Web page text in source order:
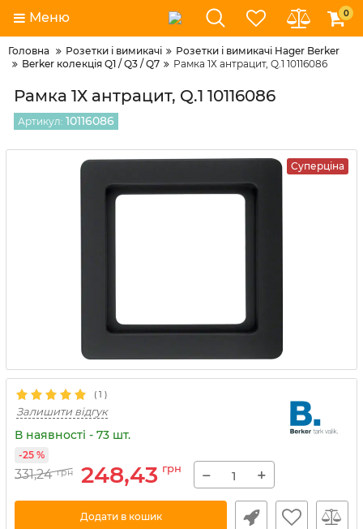
Меню 0
Головна Розетки і вимикачі
Розетки і вимикачі Hager Berker
Berker колекція Q1 / Q3 / Q7
Рамка 1Х антрацит, Q.1 10116086
Рамка 1Х антрацит, Q.1 10116086
Артикул: 10116086
Суперціна
( 1 )
Залишити відгук
В наявності - 73 шт.
331,24 грн 248,43 грн
-25 %
− +
Додати в кошик